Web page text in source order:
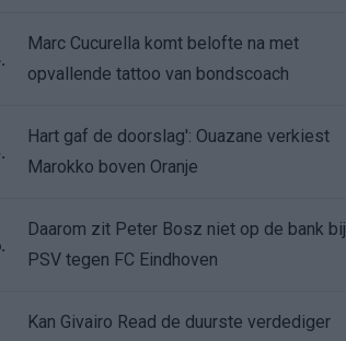
Marc Cucurella komt belofte na met
opvallende tattoo van bondscoach
Hart gaf de doorslag': Ouazane verkiest
Marokko boven Oranje
Daarom zit Peter Bosz niet op de bank bij
PSV tegen FC Eindhoven
Kan Givairo Read de duurste verdediger